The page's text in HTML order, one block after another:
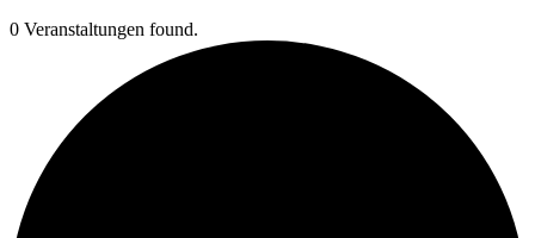
0 Veranstaltungen found.